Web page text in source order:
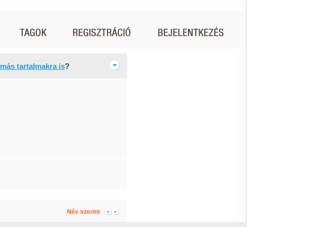
más tartalmakra is?
Név szerint